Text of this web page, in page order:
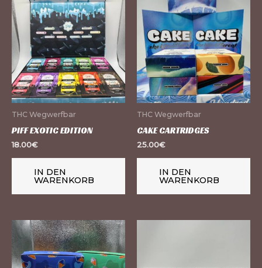
THC Wegwerfbar
PIFF EXOTIC EDITION
18.00€
IN DEN
WARENKORB
THC Wegwerfbar
CAKE CARTRIDGES
25.00€
IN DEN
WARENKORB